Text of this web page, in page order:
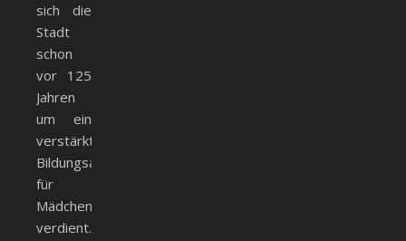
sich die
Stadt
schon
vor 125
Jahren
um ein
verstärktes
Bildungsangebot
für
Mädchen
verdient.